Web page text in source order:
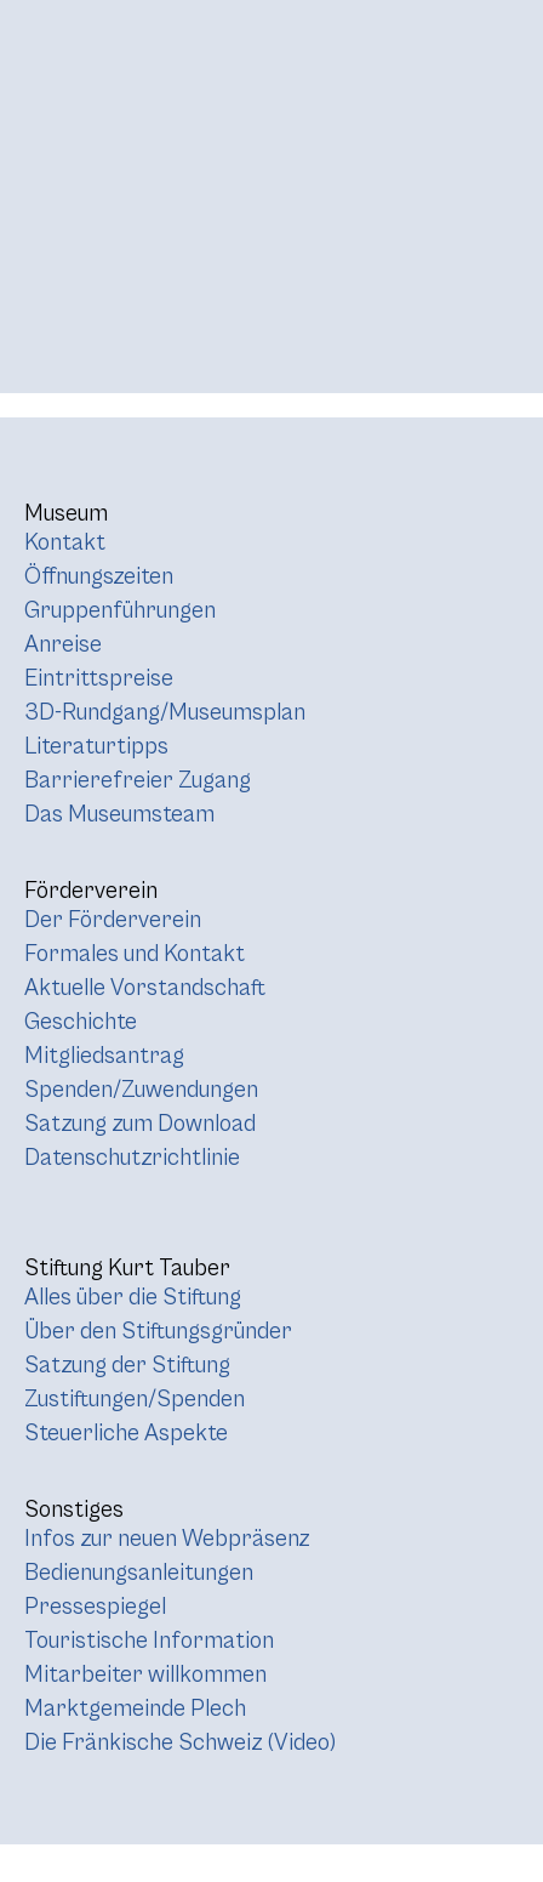
Museum
Kontakt
Öffnungszeiten
Gruppenführungen
Anreise
Eintrittspreise
3D-Rundgang/Museumsplan
Literaturtipps
Barrierefreier Zugang
Das Museumsteam
Förderverein
Der Förderverein
Formales und Kontakt
Aktuelle Vorstandschaft
Geschichte
Mitgliedsantrag
Spenden/Zuwendungen
Satzung zum Download
Datenschutzrichtlinie
Stiftung Kurt Tauber
Alles über die Stiftung
Über den Stiftungsgründer
Satzung der Stiftung
Zustiftungen/Spenden
Steuerliche Aspekte
Sonstiges
Infos zur neuen Webpräsenz
Bedienungsanleitungen
Pressespiegel
Touristische Information
Mitarbeiter willkommen
Marktgemeinde Plech
Die Fränkische Schweiz (Video)